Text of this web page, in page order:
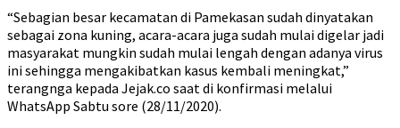
“Sebagian besar kecamatan di Pamekasan sudah dinyatakan
sebagai zona kuning, acara-acara juga sudah mulai digelar jadi
masyarakat mungkin sudah mulai lengah dengan adanya virus
ini sehingga mengakibatkan kasus kembali meningkat,”
terangnga kepada Jejak.co saat di konfirmasi melalui
WhatsApp Sabtu sore (28/11/2020).